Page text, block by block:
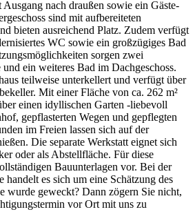
nach draußen sowie ein Gäste-
sind mit aufbereiteten
bieten ausreichend Platz. Zudem verfügt
WC sowie ein großzügiges Bad
sorgen zwei
ein weiteres Bad im Dachgeschoss.
teilweise unterkellert und verfügt über
Mit einer Fläche von ca. 262 m²
einen idyllischen Garten -liebevoll
gepflasterten Wegen und gepflegten
im Freien lassen sich auf der
Die separate Werkstatt eignet sich
oder als Abstellfläche. Für diese
Bauunterlagen vor. Bei der
handelt es sich um eine Schätzung des
wurde geweckt? Dann zögern Sie nicht,
vor Ort mit uns zu